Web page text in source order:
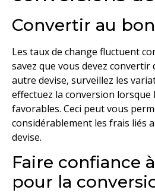
Convertir au
Les taux de change fluctuent
savez que vous devez convertir
autre devise, surveillez les
effectuez la conversion lorsque
favorables. Ceci peut vous
considérablement les frais liés
devise.
Faire confiance
pour la